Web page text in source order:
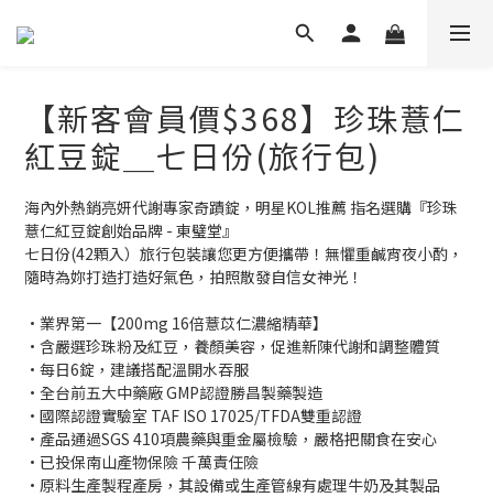
【新客會員價$368】珍珠薏仁
紅豆錠＿七日份(旅行包)
海內外熱銷亮妍代謝專家奇蹟錠，明星KOL推薦 指名選購『珍珠
薏仁紅豆錠創始品牌 - 東璧堂』
七日份(42顆入）旅行包裝讓您更方便攜帶！無懼重鹹宵夜小酌，
隨時為妳打造打造好氣色，拍照散發自信女神光！
•業界第一【200mg 16倍薏苡仁濃縮精華】
•含嚴選珍珠粉及紅豆，養顏美容，促進新陳代謝和調整體質
•每日6錠，建議搭配溫開水吞服
•全台前五大中藥廠 GMP認證勝昌製藥製造
•國際認證實驗室 TAF ISO 17025/TFDA雙重認證
•產品通過SGS 410項農藥與重金屬檢驗，嚴格把關食在安心
•已投保南山產物保險 千萬責任險
•原料生產製程產房，其設備或生產管線有處理牛奶及其製品